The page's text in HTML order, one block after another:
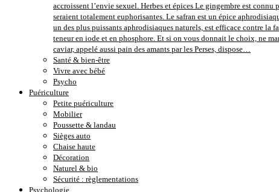
accroissent l’envie sexuel. Herbes et épices Le gingembre est
seraient totalement euphorisantes. Le safran est un épice
un des plus puissants aphrodisiaques naturels, est efficace contre la
teneur en iode et en phosphore. Et si on vous donnait le choix, ne
caviar, appelé aussi pain des amants par les Perses, dispose…
Santé & bien-être
Vivre avec bébé
Psycho
Puériculture
Petite puériculture
Mobilier
Poussette & landau
Sièges auto
Chaise haute
Décoration
Naturel & bio
Sécurité : règlementations
Psychologie